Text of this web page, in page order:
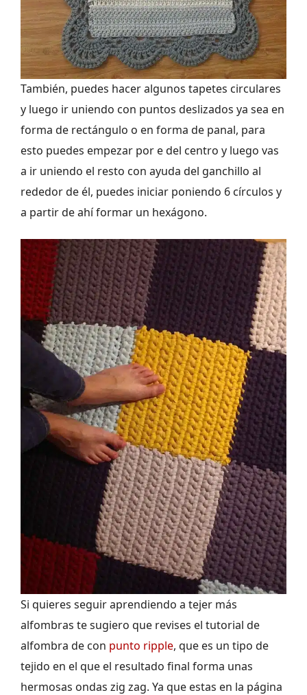
También, puedes hacer algunos tapetes circulares
y luego ir uniendo con puntos deslizados ya sea en
forma de rectángulo o en forma de panal, para
esto puedes empezar por e del centro y luego vas
a ir uniendo el resto con ayuda del ganchillo al
rededor de él, puedes iniciar poniendo 6 círculos y
a partir de ahí formar un hexágono.
Si quieres seguir aprendiendo a tejer más
alfombras te sugiero que revises el tutorial de
alfombra de con punto ripple, que es un tipo de
tejido en el que el resultado final forma unas
hermosas ondas zig zag. Ya que estas en la página